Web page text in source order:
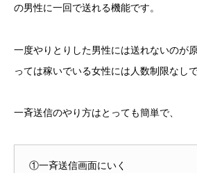
の男性に一回で送れる機能です。
一度やりとりした男性には送れないのが
っては稼いでいる女性には人数制限なし
一斉送信のやり方はとっても簡単で、
①一斉送信画面にいく